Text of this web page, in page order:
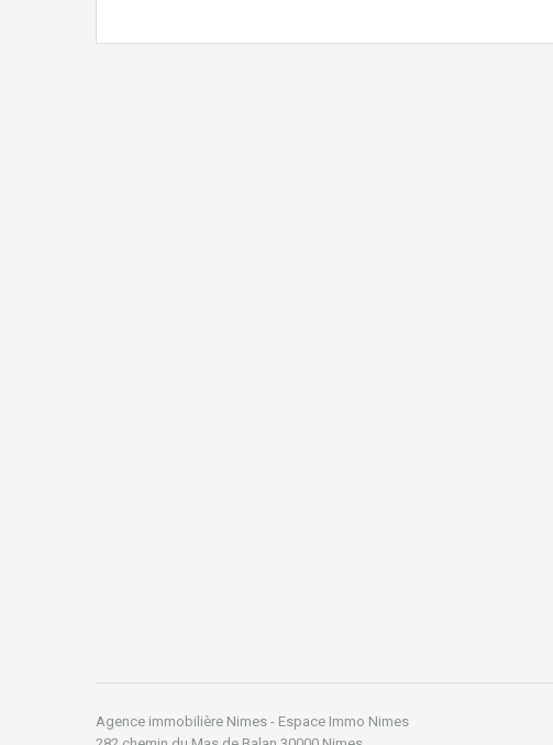
Agence immobilière Nimes - Espace Immo Nimes